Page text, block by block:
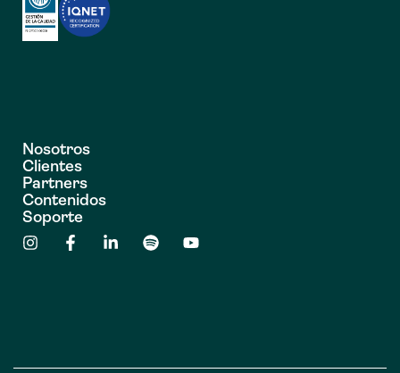
Nosotros
Clientes
Partners
Contenidos
Soporte